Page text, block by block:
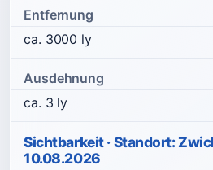
Entfernung
ca. 3000 ly
Ausdehnung
ca. 3 ly
Sichtbarkeit · Standort:
10.08.2026